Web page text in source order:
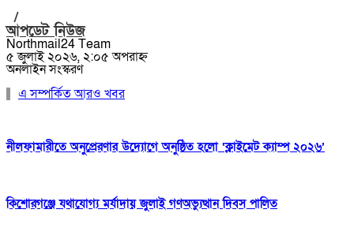
/
আপডেট নিউজ
Northmail24 Team
৫ জুলাই ২০২৬, ২:০৫ অপরাহ্ন
অনলাইন সংস্করণ
এ সম্পর্কিত আরও খবর
নীলফামারীতে অনুপ্রেরণার উদ্যোগে অনুষ্ঠিত হলো ‘ক্লাইমেট ক্যাম্প ২০২৬’
কিশোরগঞ্জে যথাযোগ্য মর্যাদায় জুলাই গণঅভ্যুত্থান দিবস পালিত